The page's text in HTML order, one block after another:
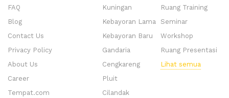
FAQ
Blog
Contact Us
Privacy Policy
About Us
Career
Tempat.com
Kuningan
Kebayoran Lama
Kebayoran Baru
Gandaria
Cengkareng
Pluit
Cilandak
Ruang Training
Seminar
Workshop
Ruang Presentasi
Lihat semua